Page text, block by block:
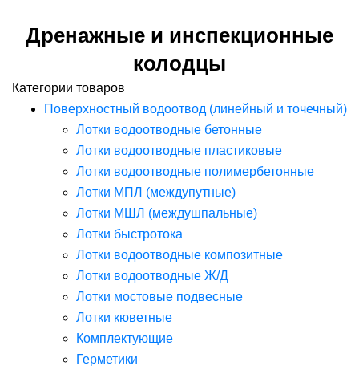
Дренажные и инспекционные
колодцы
Категории товаров
Поверхностный водоотвод (линейный и точечный)
Лотки водоотводные бетонные
Лотки водоотводные пластиковые
Лотки водоотводные полимербетонные
Лотки МПЛ (междупутные)
Лотки МШЛ (междушпальные)
Лотки быстротока
Лотки водоотводные композитные
Лотки водоотводные Ж/Д
Лотки мостовые подвесные
Лотки кюветные
Комплектующие
Герметики